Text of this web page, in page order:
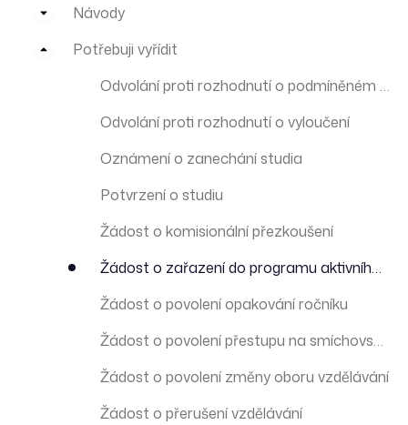
Návody
Potřebuji vyřídit
Odvolání proti rozhodnutí o podmíněném vyloučení
Odvolání proti rozhodnutí o vyloučení
Oznámení o zanechání studia
Potvrzení o studiu
Žádost o komisionální přezkoušení
Žádost o zařazení do programu aktivního studenta
Žádost o povolení opakování ročníku
Žádost o povolení přestupu na smíchovskou střední průmyslovou školu a gymnázium
Žádost o povolení změny oboru vzdělávání
Žádost o přerušení vzdělávání